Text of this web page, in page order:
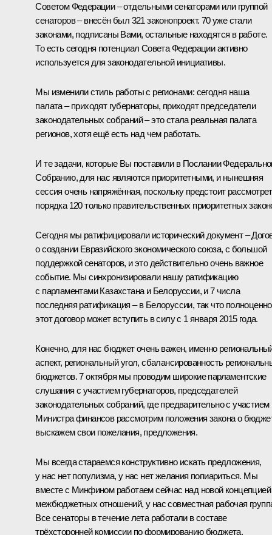
Советом Федерации – отдельными сенаторами или группой
сенаторов – внесён был 321 законопроект. 70 уже стали
законами, подписаны Вами, остальные находятся в работе.
То есть сегодня потенциал Совета Федерации активно
используется для законодательной инициативы.
Мы изменили стиль работы с регионами: сегодня наша
палата – приходят губернаторы, приходят председатели
законодательных собраний – это стала реальная палата
регионов, хотя ещё есть над чем работать.
И те задачи, которые Вы поставили в Послании
Собранию, для нас являются приоритетными, и нынешняя
сессия очень напряжённая, поскольку предстоит
порядка 120 только правительственных приоритетных
Сегодня мы ратифицировали исторический документ –
о создании Евразийского экономического союза, с большой
поддержкой сенаторов, и это действительно очень важное
событие. Мы синхронизировали нашу ратификацию
с парламентами Казахстана и Белоруссии, и 7 числа
последняя ратификация – в Белоруссии, так что полноценно
этот договор может вступить в силу с 1 января 2015 года.
Конечно, для нас бюджет очень важен, именно
аспект, региональный угол, сбалансированность
бюджетов. 7 октября мы проводим широкие парламентские
слушания с участием губернаторов, председателей
законодательных собраний, где предварительно с участием
Министра финансов рассмотрим положения закона о
выскажем свои пожелания, предложения.
Мы всегда стараемся конструктивно искать предложения,
у нас нет популизма, у нас нет желания попиариться. Мы
вместе с Минфином работаем сейчас над новой концепцией
межбюджетных отношений, у нас совместная рабочая
Все сенаторы в течение лета работали в составе
трёхсторонней комиссии по формированию бюджета.